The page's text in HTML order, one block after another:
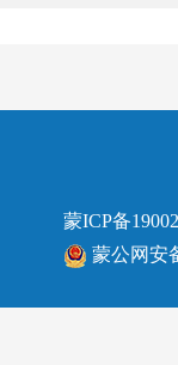
蒙ICP备
蒙公网安